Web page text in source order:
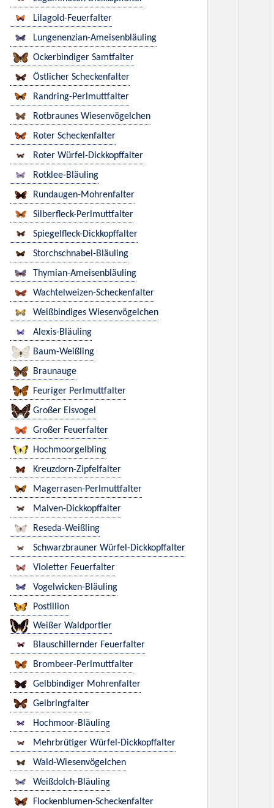
Lilagold-Feuerfalter
Lungenenzian-Ameisenbläuling
Ockerbindiger Samtfalter
Östlicher Scheckenfalter
Randring-Perlmuttfalter
Rotbraunes Wiesenvögelchen
Roter Scheckenfalter
Roter Würfel-Dickkopffalter
Rotklee-Bläuling
Rundaugen-Mohrenfalter
Silberfleck-Perlmuttfalter
Spiegelfleck-Dickkopffalter
Storchschnabel-Bläuling
Thymian-Ameisenbläuling
Wachtelweizen-Scheckenfalter
Weißbindiges Wiesenvögelchen
Alexis-Bläuling
Baum-Weißling
Braunauge
Feuriger Perlmuttfalter
Großer Eisvogel
Großer Feuerfalter
Hochmoorgelbling
Kreuzdorn-Zipfelfalter
Magerrasen-Perlmuttfalter
Malven-Dickkopffalter
Reseda-Weißling
Schwarzbrauner Würfel-Dickkopffalter
Violetter Feuerfalter
Vogelwicken-Bläuling
Postillion
Weißer Waldportier
Blauschillernder Feuerfalter
Brombeer-Perlmuttfalter
Gelbbindiger Mohrenfalter
Gelbringfalter
Hochmoor-Bläuling
Mehrbrütiger Würfel-Dickkopffalter
Wald-Wiesenvögelchen
Weißdolch-Bläuling
Flockenblumen-Scheckenfalter